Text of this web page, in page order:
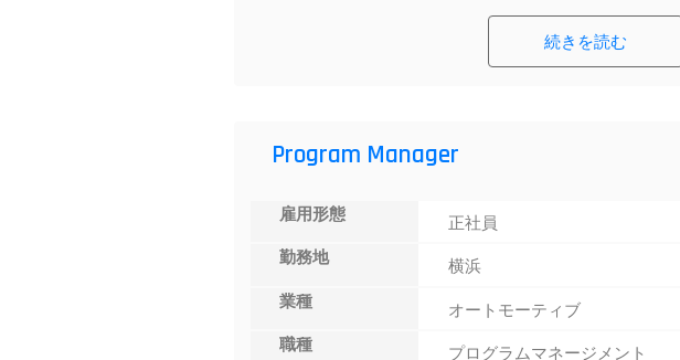
続きを読む
Program Manager
雇用形態
正社員
勤務地
横浜
業種
オートモーティブ
職種
プログラムマネージメント